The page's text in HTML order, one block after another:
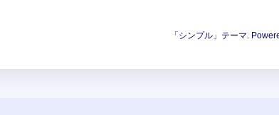
「シンプル」テーマ.